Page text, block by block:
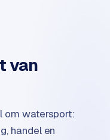
van
om watersport:
handel en